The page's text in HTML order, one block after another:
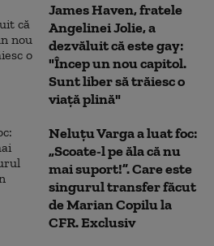
James Haven, fratele
Angelinei Jolie, a
dezvăluit că este gay:
"Încep un nou capitol.
Sunt liber să trăiesc o
viață plină"
Neluțu Varga a luat foc:
„Scoate-l pe ăla că nu
mai suport!”. Care este
singurul transfer făcut
de Marian Copilu la
CFR. Exclusiv